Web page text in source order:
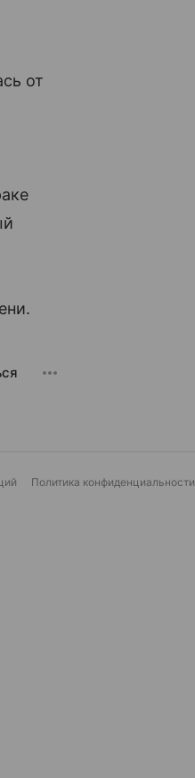
от
Политика конфиденциальности